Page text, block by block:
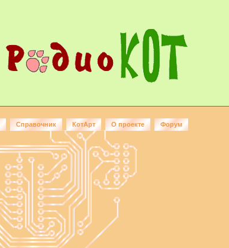
Справочник КотАрт О проекте Форум